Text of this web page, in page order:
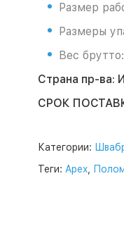
Размер
Размеры
Вес
Страна пр-ва:
СРОК
Категории:
Теги: Apex,